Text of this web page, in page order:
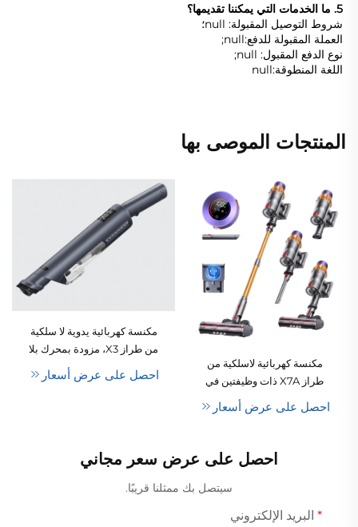
5. ما الخدمات التي يمكننا تقديمها؟
شروط التوصيل المقبولة: null؛
العملة المقبولة للدفع:null;
نوع الدفع المقبول: null;
اللغة المنطوقة:null
المنتجات الموصى بها
مكنسة كهربائية لاسلكية من
طراز X7A ذات وظيفتين في
واحد (يدوية وعصا) تعمل
بمحرك بلا فرشاة للاستخدام
احصل على عرض أسعار
مكنسة كهربائية يدوية لا سلكية
من طراز X3، مزودة بمحرك بلا
فرشاة وجافّة، وتستخدم تقنية
الأليفة
احصل على عرض أسعار
احصل على عرض سعر مجاني
سيتصل بك ممثلنا قريبًا.
البريد الإلكتروني